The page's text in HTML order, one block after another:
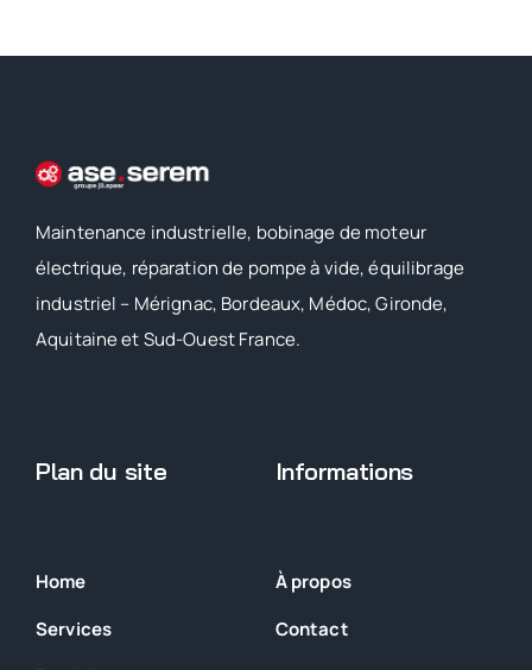
Maintenance industrielle, bobinage de moteur
électrique, réparation de pompe à vide, équilibrage
industriel – Mérignac, Bordeaux, Médoc, Gironde,
Aquitaine et Sud-Ouest France.
Plan du site
Home
Services
Informations
À propos
Contact